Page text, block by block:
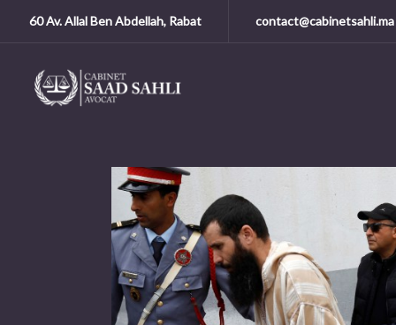
60 Av. Allal Ben Abdellah, Rabat contact@cabinetsahli.ma